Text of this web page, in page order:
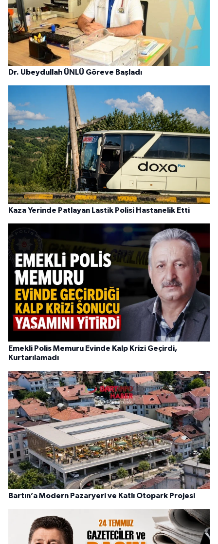
Dr. Ubeydullah ÜNLÜ Göreve Başladı
Kaza Yerinde Patlayan Lastik Polisi Hastanelik Etti
Emekli Polis Memuru Evinde Kalp Krizi Geçirdi,
Kurtarılamadı
Bartın’a Modern Pazaryeri ve Katlı Otopark Projesi